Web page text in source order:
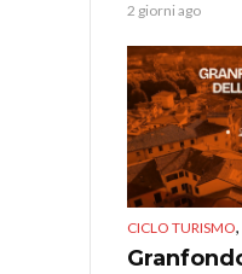
2 giorni ago
CICLO TURISMO,